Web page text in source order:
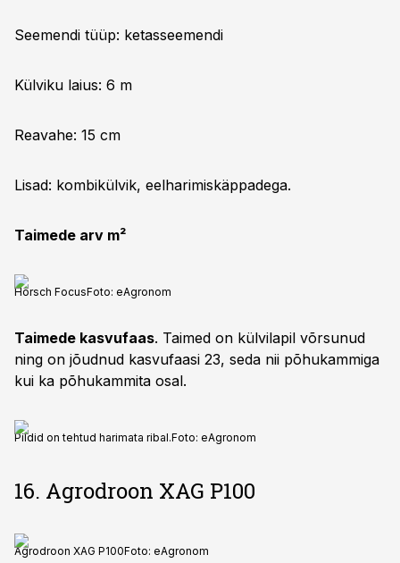
Seemendi tüüp: ketasseemendi
Külviku laius: 6 m
Reavahe: 15 cm
Lisad: kombikülvik, eelharimiskäppadega.
Taimede arv m²
Horsch FocusFoto: eAgronom
Taimede kasvufaas. Taimed on külvilapil võrsunud
ning on jõudnud kasvufaasi 23, seda nii põhukammiga
kui ka põhukammita osal.
Pildid on tehtud harimata ribal.Foto: eAgronom
16. Agrodroon XAG P100
Agrodroon XAG P100Foto: eAgronom